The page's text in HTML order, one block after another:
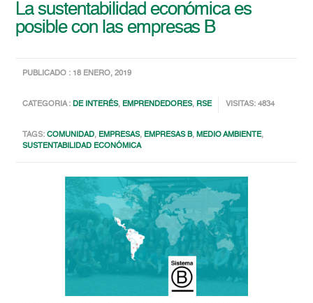
La sustentabilidad económica es
posible con las empresas B
PUBLICADO : 18 ENERO, 2019
CATEGORIA :DE INTERÉS, EMPRENDEDORES, RSE VISITAS: 4834
TAGS:COMUNIDAD, EMPRESAS, EMPRESAS B,MEDIO AMBIENTE,
SUSTENTABILIDAD ECONÓMICA